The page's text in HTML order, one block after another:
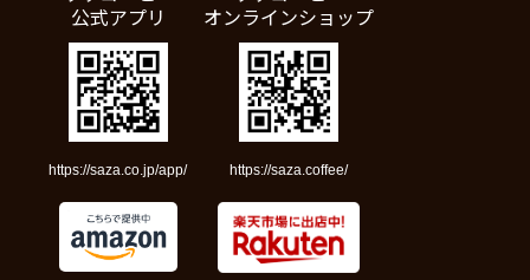
公式アプリ
https://saza.co.jp/app/
オンラインショップ
https://saza.coffee/